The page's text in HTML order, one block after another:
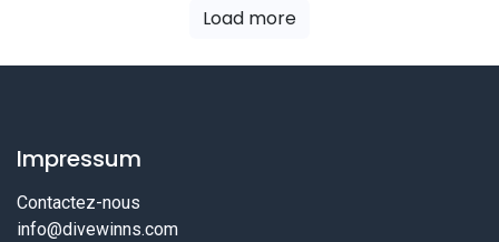
Load more
Impressum
Contactez-nous
info@divewinns.com